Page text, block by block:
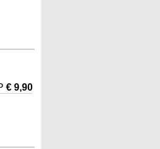
€ 9,90